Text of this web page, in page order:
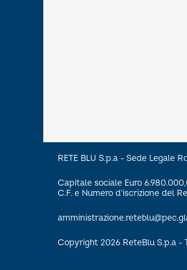
RETE BLU S.p.a - Sede Legale
Capitale sociale Euro
C.F. e Numero d’iscrizione del
Copyright 2026 ReteBlu S.p.a